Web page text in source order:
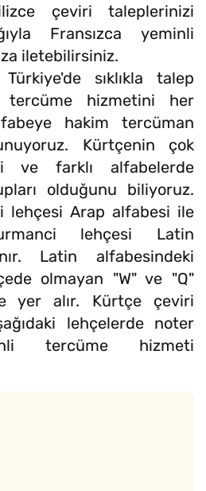
çeviri taleplerinizi
Fransızca yeminli
iletebilirsiniz.
sıklıkla talep
tercüme hizmetini her
hakim tercüman
Kürtçenin çok
ve farklı alfabelerde
olduğunu biliyoruz.
lehçesi Arap alfabesi ile
lehçesi Latin
Latin alfabesindeki
olmayan "W" ve "Q"
yer alır. Kürtçe çeviri
lehçelerde noter
tercüme hizmeti